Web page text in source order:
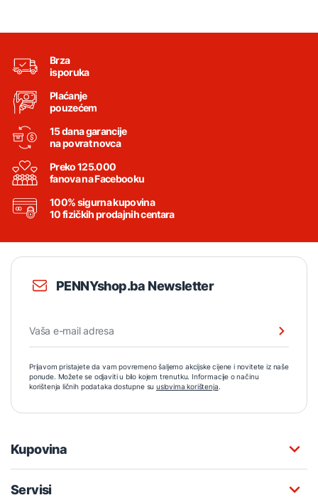
Brza
isporuka
Plaćanje
pouzećem
15 dana garancije
na povrat novca
Preko 125.000
fanova na Facebooku
100% sigurna kupovina
10 fizičkih prodajnih centara
PENNYshop.ba Newsletter
Prijavom pristajete da vam povremeno šaljemo akcijske cijene i novitete iz naše
ponude. Možete se odjaviti u bilo kojem trenutku. Informacije o načinu
korištenja ličnih podataka dostupne su uslovima korištenja.
Kupovina
Servisi